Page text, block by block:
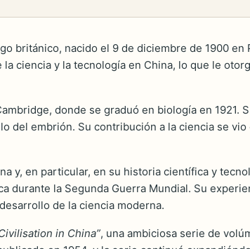
británico, nacido el 9 de diciembre de 1900 en
ciencia y la tecnología en China, lo que le
donde se graduó en biología en 1921.
del embrión. Su contribución a la ciencia se
y, en particular, en su historia científica y
durante la Segunda Guerra Mundial. Su
de la ciencia moderna.
in China”, una ambiciosa serie de